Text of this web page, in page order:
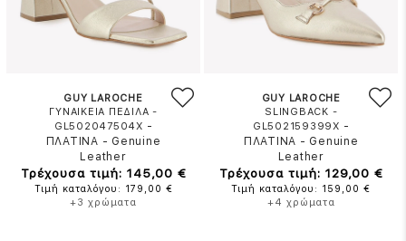
GUY LAROCHE
ΓΥΝΑΙΚΕΙΑ ΠΕΔΙΛΑ -
GL502047504X -
ΠΛΑΤΙΝΑ - Genuine
Leather
Τρέχουσα τιμή: 145,00 €
Τιμή καταλόγου: 179,00 €
+3 χρώματα
GUY LAROCHE
SLINGBACK -
GL502159399X -
ΠΛΑΤΙΝΑ - Genuine
Leather
Τρέχουσα τιμή: 129,00 €
Τιμή καταλόγου: 159,00 €
+4 χρώματα